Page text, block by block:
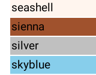
seashell
sienna
silver
skyblue